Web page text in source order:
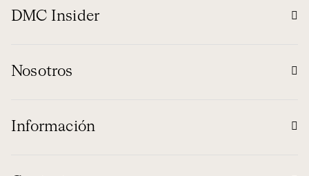
DMC Insider
Nosotros
Información